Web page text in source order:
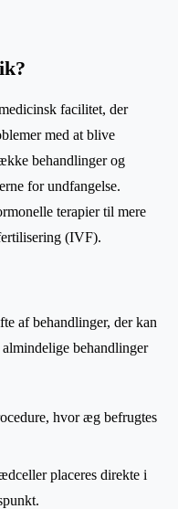
facilitet, der
med at blive
behandlinger og
for undfangelse.
terapier til mere
(IVF).
af behandlinger, der kan
behandlinger
hvor æg befrugtes
placeres direkte i